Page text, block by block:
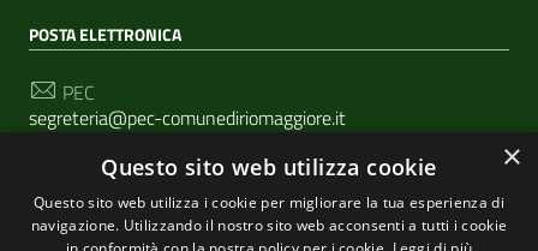
POSTA ELETTRONICA
PEC
segreteria@pec-comunediriomaggiore.it
Email
urp@comune.riomaggiore.sp.it
×
Questo sito web utilizza cookie
Questo sito web utilizza i cookie per migliorare la tua esperienza di
navigazione. Utilizzando il nostro sito web acconsenti a tutti i cookie